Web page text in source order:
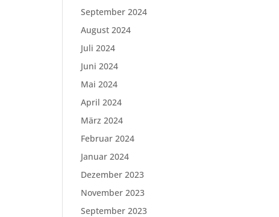
September 2024
August 2024
Juli 2024
Juni 2024
Mai 2024
April 2024
März 2024
Februar 2024
Januar 2024
Dezember 2023
November 2023
September 2023